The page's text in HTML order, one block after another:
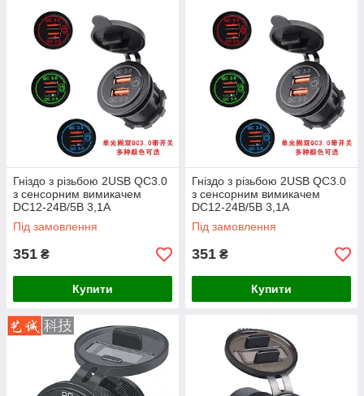
Гніздо з різьбою 2USB QC3.0
з сенсорним вимикачем
DC12-24В/5В 3,1A
51×37×28мм, гумова кришка,
зелене
Під замовлення
351 ₴
Купити
Гніздо з різьбою 2USB QC3.0
з сенсорним вимикачем
DC12-24В/5В 3,1A
51×37×28мм, гумова кришка,
червоне
Під замовлення
351 ₴
Купити